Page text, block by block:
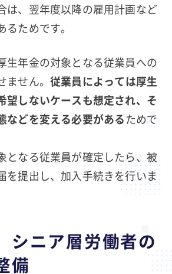
は、翌年度以降の雇用計画など
ためです。
生年金の対象となる従業員への
せん。 従業員によっては厚生
望しないケースも想定され、そ
などを変える必要があるためで
となる従業員が確定したら、被
を提出し、加入手続きを行いま
シニア層労働者の
備